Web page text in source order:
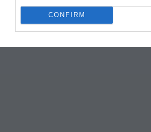
CONFIRM